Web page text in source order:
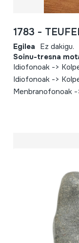
1783 -
Egilea Ez dakigu.
Soinu-tresna
Idiofonoak ->
Idiofonoak ->
Menbranofonoak -